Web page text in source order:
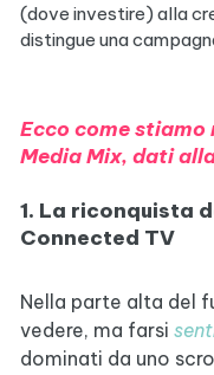
(dove investire) alla
distingue una
Ecco come
Media Mix, dati
1. La riconquista
Connected TV
Nella parte alta del
vedere, ma farsi
dominati da uno